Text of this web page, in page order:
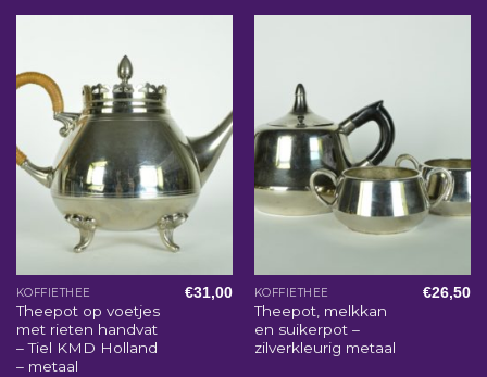
KOFFIETHEE
Theepot op voetjes
met rieten handvat
– Tiel KMD Holland
– metaal
€31,00 KOFFIETHEE
Theepot, melkkan
en suikerpot –
zilverkleurig metaal
€26,50